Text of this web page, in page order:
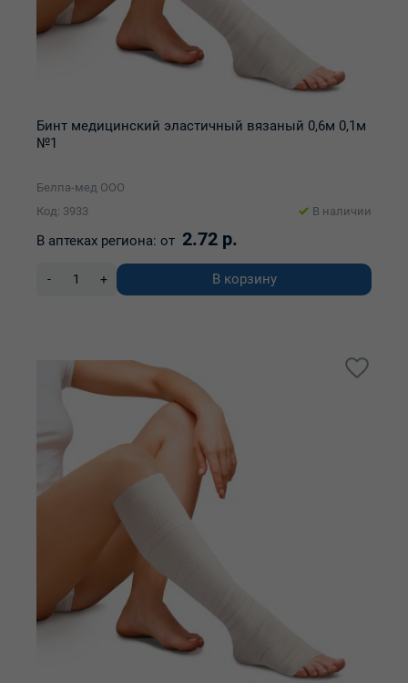
Бинт медицинский эластичный вязаный 0,6м 0,1м
№1
Белпа-мед ООО
Код: 3933
В наличии
В аптеках региона: от 2.72 р.
- + В корзину